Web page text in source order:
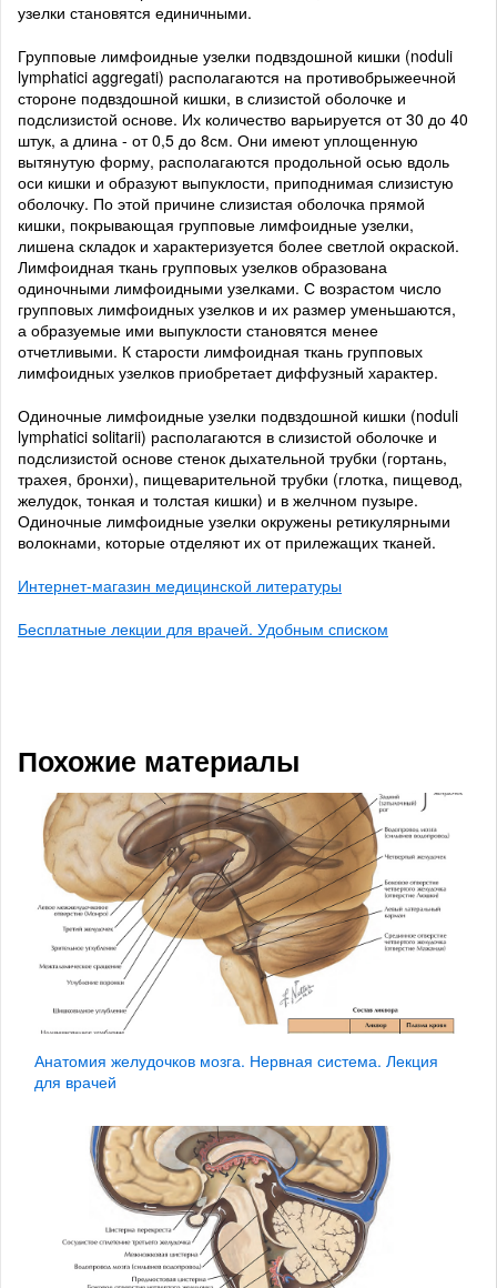
узелки становятся единичными.
Групповые лимфоидные узелки подвздошной кишки (noduli
lymphatici aggregati) располагаются на противобрыжеечной
стороне подвздошной кишки, в слизистой оболочке и
подслизистой основе. Их количество варьируется от 30 до 40
штук, а длина - от 0,5 до 8см. Они имеют уплощенную
вытянутую форму, располагаются продольной осью вдоль
оси кишки и образуют выпуклости, приподнимая слизистую
оболочку. По этой причине слизистая оболочка прямой
кишки, покрывающая групповые лимфоидные узелки,
лишена складок и характеризуется более светлой окраской.
Лимфоидная ткань групповых узелков образована
одиночными лимфоидными узелками. С возрастом число
групповых лимфоидных узелков и их размер уменьшаются,
а образуемые ими выпуклости становятся менее
отчетливыми. К старости лимфоидная ткань групповых
лимфоидных узелков приобретает диффузный характер.
Одиночные лимфоидные узелки подвздошной кишки (noduli
lymphatici solitarii) располагаются в слизистой оболочке и
подслизистой основе стенок дыхательной трубки (гортань,
трахея, бронхи), пищеварительной трубки (глотка, пищевод,
желудок, тонкая и толстая кишки) и в желчном пузыре.
Одиночные лимфоидные узелки окружены ретикулярными
волокнами, которые отделяют их от прилежащих тканей.
Интернет-магазин медицинской литературы
Бесплатные лекции для врачей. Удобным списком
Похожие материалы
Анатомия желудочков мозга. Нервная система. Лекция
для врачей